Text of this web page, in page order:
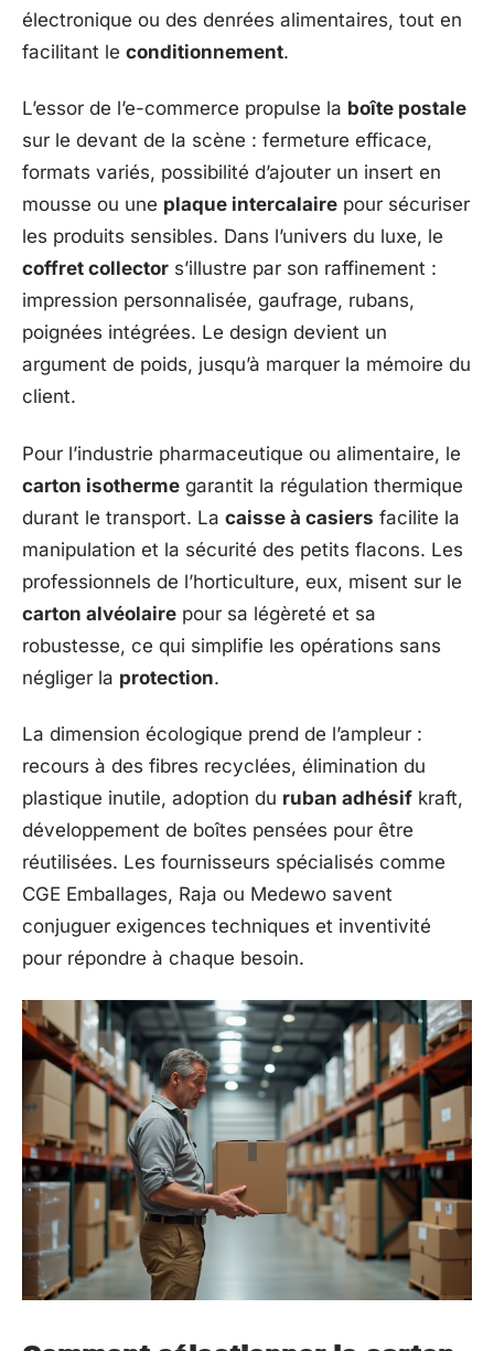
électronique ou des denrées alimentaires, tout en
facilitant le conditionnement.
L’essor de l’e-commerce propulse la boîte postale
sur le devant de la scène : fermeture efficace,
formats variés, possibilité d’ajouter un insert en
mousse ou une plaque intercalaire pour sécuriser
les produits sensibles. Dans l’univers du luxe, le
coffret collector s’illustre par son raffinement :
impression personnalisée, gaufrage, rubans,
poignées intégrées. Le design devient un
argument de poids, jusqu’à marquer la mémoire du
client.
Pour l’industrie pharmaceutique ou alimentaire, le
carton isotherme garantit la régulation thermique
durant le transport. La caisse à casiers facilite la
manipulation et la sécurité des petits flacons. Les
professionnels de l’horticulture, eux, misent sur le
carton alvéolaire pour sa légèreté et sa
robustesse, ce qui simplifie les opérations sans
négliger la protection.
La dimension écologique prend de l’ampleur :
recours à des fibres recyclées, élimination du
plastique inutile, adoption du ruban adhésif kraft,
développement de boîtes pensées pour être
réutilisées. Les fournisseurs spécialisés comme
CGE Emballages, Raja ou Medewo savent
conjuguer exigences techniques et inventivité
pour répondre à chaque besoin.